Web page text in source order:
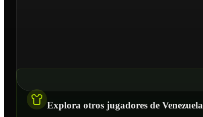
Explora otros jugadores de Venezuela